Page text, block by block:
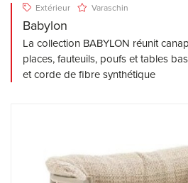
Extérieur Varaschin
Babylon
La collection BABYLON réunit
places, fauteuils, poufs et tables
et corde de fibre synthétique